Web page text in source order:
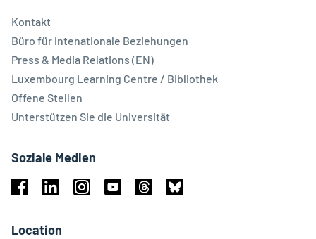
Kontakt
Büro für intenationale Beziehungen
Press & Media Relations (EN)
Luxembourg Learning Centre / Bibliothek
Offene Stellen
Unterstützen Sie die Universität
Soziale Medien
Location